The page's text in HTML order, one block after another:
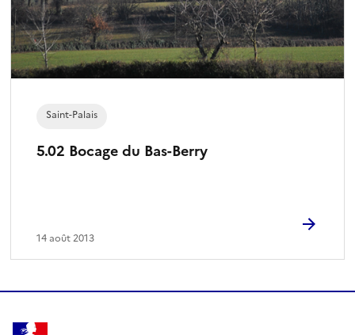
5.02 Bocage du Bas-Berry
Saint-Palais
14 août 2013